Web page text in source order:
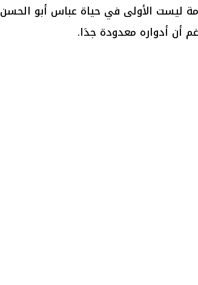
ليست الأولى في حياة عباس أبو الحسن
أن أدواره معدودة جدَا.